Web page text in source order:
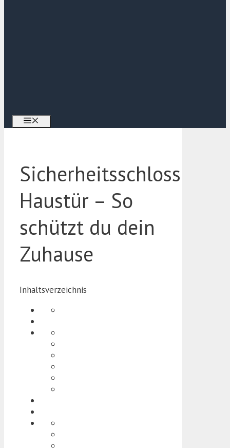
Sicherheitsschloss
Haustür – So
schützt du dein
Zuhause
Inhaltsverzeichnis